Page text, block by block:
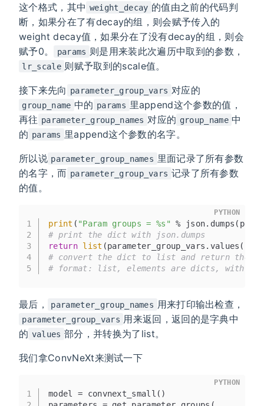
这个格式，其中 weight_decay 的值由之前的代码判
断，如果分在了有decay的组，则会赋予传入的
weight decay值，如果分在了没有decay的组，则会
赋予0。
params 则是用来装此次遍历中取到的参数，
lr_scale 则赋予取到的scale值。
接下来先向 parameter_group_vars 对应的
group_name 中的 params 里append这个参数的值，
再往 parameter_group_names 对应的 group_name 中
的 params 里append这个参数的名字。
所以说 parameter_group_names 里面记录了所有参数
的名字，而 parameter_group_vars 记录了所有参数
的值。
1
2
3
4
5
print ( "Param groups = %s"
%
# print the dict with json.dumps
return list (parameter_group_vars.values())
# convert the dict to list and return the
# format: list, elements are dicts, with the
PYTHON
最后， parameter_group_names 用来打印输出检查，
parameter_group_vars 用来返回，返回的是字典中
的 values 部分，并转换为了list。
我们拿ConvNeXt来测试一下
1
model = convnext_small()
PYTHON